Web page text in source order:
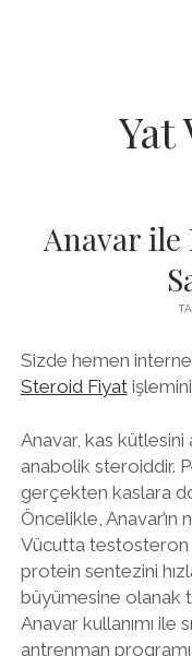
Yat
Anavar
Sizde hemen
Steroid Fiyat
Anavar, kas
anabolik steroiddir.
gerçekten kaslara
Öncelikle, Anavar’ın
Vücutta testosteron
protein sentezini
büyümesine olanak
Anavar kullanımı ile
antrenman